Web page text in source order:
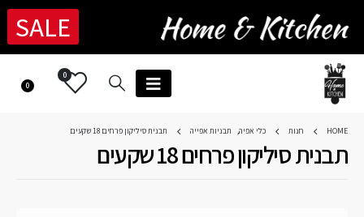
SALE
0
0
HOME חנות כלי אפיה, תבניות אפייה תבנית סיליקון פרחים 18 שקעים
תבנית סיליקון פרחים 18 שקעים